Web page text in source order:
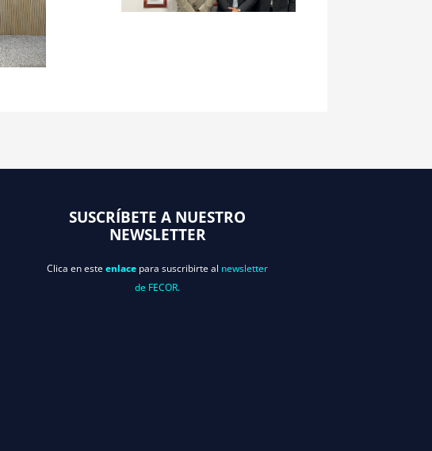
SUSCRÍBETE A NUESTRO
NEWSLETTER
Clica en este enlace para suscribirte al newsletter
de FECOR.